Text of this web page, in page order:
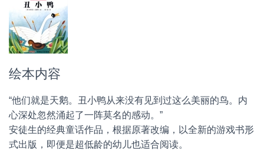
绘本内容
“他们就是天鹅。丑小鸭从来没有见到过这么美丽的鸟。内
心深处忽然涌起了一阵莫名的感动。”
安徒生的经典童话作品，根据原著改编，以全新的游戏书形
式出版，即便是超低龄的幼儿也适合阅读。